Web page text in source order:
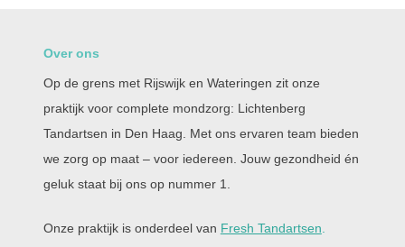
Over ons
Op de grens met Rijswijk en Wateringen zit onze
praktijk voor complete mondzorg: Lichtenberg
Tandartsen in Den Haag. Met ons ervaren team bieden
we zorg op maat – voor iedereen. Jouw gezondheid én
geluk staat bij ons op nummer 1.
Onze praktijk is onderdeel van Fresh Tandartsen